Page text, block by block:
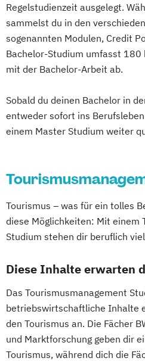
Regelstudienzeit ausgelegt.
sammelst du in den
sogenannten Modulen, Credit
Bachelor-Studium umfasst 180
mit der Bachelor-Arbeit ab.
Sobald du deinen Bachelor in
entweder sofort ins
einem Master Studium weiter
Tourismus – was für ein tolles
diese Möglichkeiten: Mit einem
Studium stehen dir beruflich
Diese Inhalte erwarten
Das Tourismusmanagement
betriebswirtschaftliche Inhalte
den Tourismus an. Die Fächer
und Marktforschung geben dir
Tourismus, während dich die